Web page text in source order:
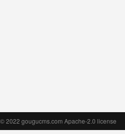
© 2022 gougucms.com Apache-2.0 license